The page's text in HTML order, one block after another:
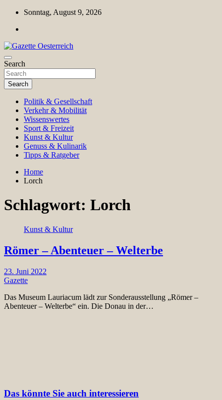
Skip
content
Sonntag, August 9, 2026
Gazette Oesterreich
Magazin für Freizeit, Politik, Kultur & Wissenschaft
Search
Search
Politik & Gesellschaft
Verkehr & Mobilität
Wissenswertes
Sport & Freizeit
Kunst & Kultur
Genuss & Kulinarik
Tipps & Ratgeber
Home
Lorch
Schlagwort: Lorch
Kunst & Kultur
Römer – Abenteuer – Welterbe
23. Juni 2022
Gazette
Das Museum Lauriacum lädt zur Sonderausstellung „Römer –
Abenteuer – Welterbe“ ein. Die Donau in der…
Das könnte Sie auch interessieren